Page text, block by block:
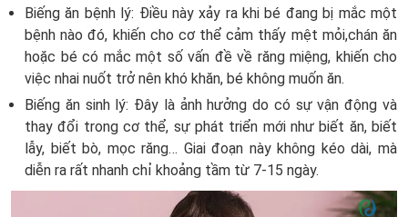
Biếng ăn bệnh lý: Điều này xảy ra khi bé đang bị mắc một
bệnh nào đó, khiến cho cơ thể cảm thấy mệt mỏi,chán ăn
hoặc bé có mắc một số vấn đề về răng miệng, khiến cho
việc nhai nuốt trở nên khó khăn, bé không muốn ăn.
Biếng ăn sinh lý: Đây là ảnh hưởng do có sự vận động và
thay đổi trong cơ thể, sự phát triển mới như biết ăn, biết
lẫy, biết bò, mọc răng… Giai đoạn này không kéo dài, mà
diễn ra rất nhanh chỉ khoảng tầm từ 7-15 ngày.